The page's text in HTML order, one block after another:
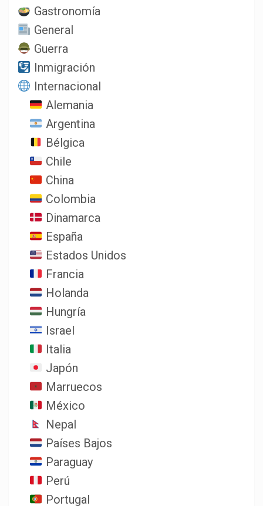
Gastronomía
General
Guerra
Inmigración
Internacional
Alemania
Argentina
Bélgica
Chile
China
Colombia
Dinamarca
España
Estados Unidos
Francia
Holanda
Hungría
Israel
Italia
Japón
Marruecos
México
Nepal
Países Bajos
Paraguay
Perú
Portugal